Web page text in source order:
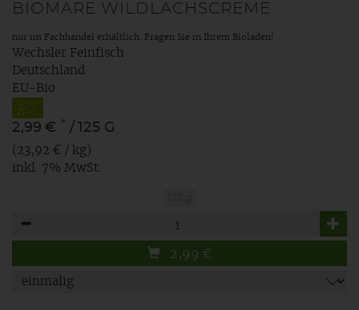
BIOMARE WILDLACHSCREME
nur im Fachhandel erhältlich. Fragen Sie in Ihrem Bioladen!
Wechsler Feinfisch
Deutschland
EU-Bio
2,99 € * / 125 G
(23,92 € / kg)
inkl. 7% MwSt.
2,99 €